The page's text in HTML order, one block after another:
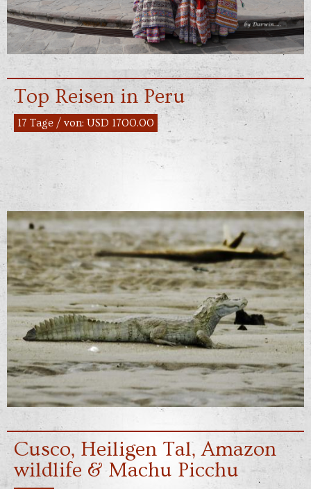
Top Reisen in Peru
17 Tage / von: USD 1700.00
Cusco, Heiligen Tal, Amazon
wildlife & Machu Picchu